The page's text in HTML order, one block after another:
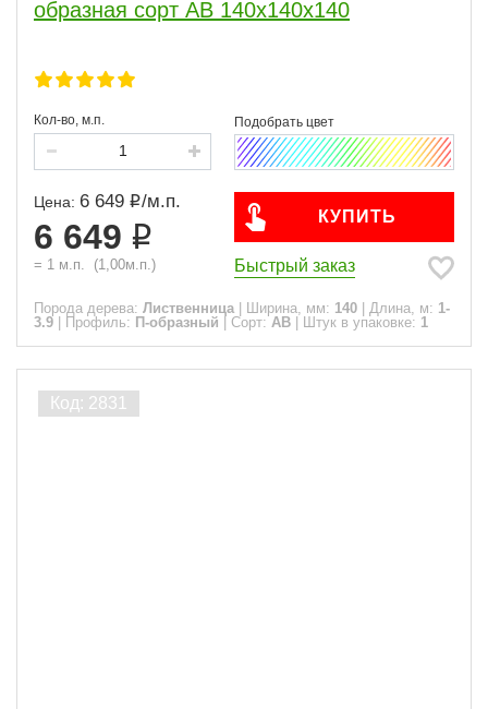
образная сорт АВ 140x140x140
Кол-во, м.п.
Цена: 6 649 /м.п.
6 649
= 1 м.п. (1,00м.п.)
КУПИТЬ
Быстрый заказ
Порода дерева: Лиственница Ширина, мм: 140 Длина, м: 1-
3.9
Профиль: П-образный Сорт: АВ Штук в упаковке: 1